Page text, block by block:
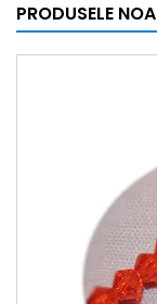
PRODUSELE